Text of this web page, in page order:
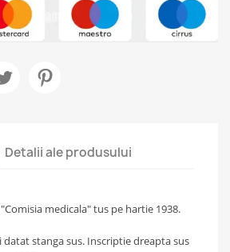
Detalii ale produsului
medicala" tus pe hartie 1938.
datat stanga sus. Inscriptie dreapta sus